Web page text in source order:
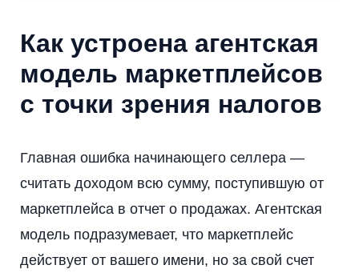
Как устроена агентская
модель маркетплейсов
с точки зрения налогов
Главная ошибка начинающего селлера —
считать доходом всю сумму, поступившую от
маркетплейса в отчет о продажах. Агентская
модель подразумевает, что маркетплейс
действует от вашего имени, но за свой счет